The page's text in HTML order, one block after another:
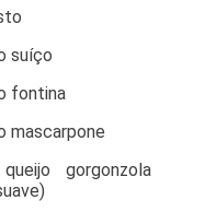
suíço
fontina
mascarpone
gorgonzola